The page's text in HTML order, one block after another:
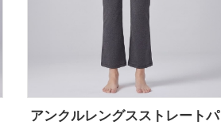
アンクルレングスストレートパ